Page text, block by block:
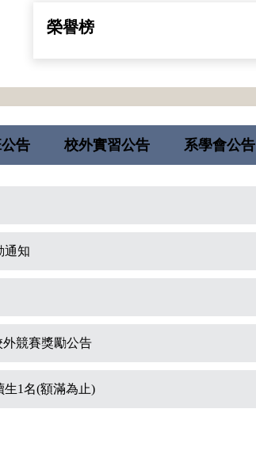
榮譽榜
告 校外實習公告 系學會公告
通知
外競賽獎勵公告
生1名(額滿為止)